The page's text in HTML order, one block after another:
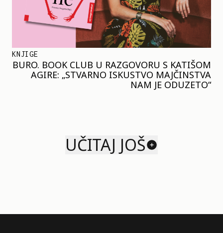
KNJIGE
BURO. BOOK CLUB U RAZGOVORU S KATIŠOM
AGIRE: „STVARNO ISKUSTVO MAJČINSTVA
NAM JE ODUZETO“
UČITAJ JOŠ